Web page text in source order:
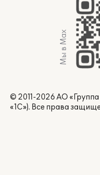
Мы в Max
© 2011-2026 АО
«1С»). Все права